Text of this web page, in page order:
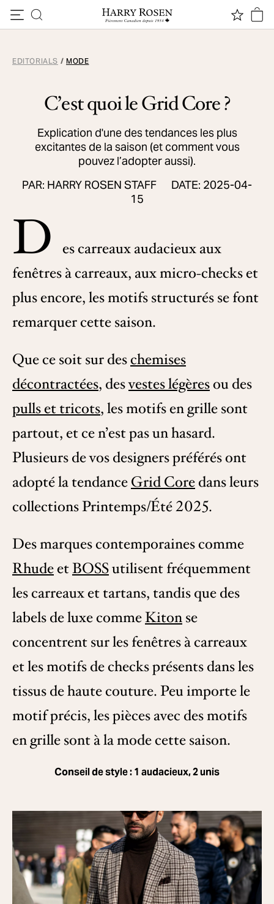
EDITORIALS / MODE
C’est quoi le Grid Core ?
Explication d'une des tendances les plus
excitantes de la saison (et comment vous
pouvez l’adopter aussi).
PAR: HARRY ROSEN STAFF
DATE: 2025-04-
15
D
es carreaux audacieux aux
fenêtres à carreaux, aux micro-checks et
plus encore, les motifs structurés se font
remarquer cette saison.
Que ce soit sur deschemises
décontractées, desvestes légèresou des
pulls et tricots, les motifs en grille sont
partout, et ce n’est pas un hasard.
Plusieurs de vos designers préférés ont
adopté la tendanceGrid Coredans leurs
collections Printemps/Été 2025.
Des marques contemporaines comme
RhudeetBOSSutilisent fréquemment
les carreaux et tartans, tandis que des
labels de luxe commeKitonse
concentrent sur les fenêtres à carreaux
et les motifs de checks présents dans les
tissus de haute couture. Peu importe le
motif précis, les pièces avec des motifs
en grille sont à la mode cette saison.
Conseil de style : 1 audacieux, 2 unis